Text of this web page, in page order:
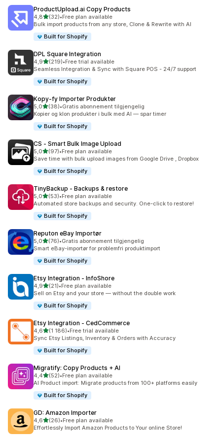
ProductUpload.ai Copy Products
4,8av 5 stjerner
(32)
Totalt 32 omtaler
•Free plan available
Bulk import products from any store, Clone & Rewrite with AI
Built for Shopify
DPL Square Integration
4,9av 5 stjerner
(219)
Totalt 219 omtaler
•Free trial available
Seamless Integration & Sync with Square POS - 24/7 support
Built for Shopify
Kopy‑fy Importer Produkter
5,0av 5 stjerner
(38)
Totalt 38 omtaler
•Gratis abonnement tilgjengelig
Kopier og klon produkter i bulk med AI — spar timer
Built for Shopify
CS ‑ Smart Bulk Image Upload
5,0av 5 stjerner
(97)
Totalt 97 omtaler
•Free plan available
Save time with bulk upload images from Google Drive , Dropbox
Built for Shopify
TinyBackup ‑ Backups & restore
5,0av 5 stjerner
(53)
Totalt 53 omtaler
•Free plan available
Automated store backups and security. One-click to restore!
Built for Shopify
Reputon eBay Importør
5,0av 5 stjerner
(76)
Totalt 76 omtaler
•Gratis abonnement tilgjengelig
Smart eBay-importør for problemfri produktimport
Built for Shopify
Etsy Integration ‑ InfoShore
4,9av 5 stjerner
(21)
Totalt 21 omtaler
•Free plan available
Sell on Etsy and your store — without the double work
Built for Shopify
Etsy Integration ‑ CedCommerce
4,6av 5 stjerner
(1 186)
Totalt 1186 omtaler
•Free trial available
Sync Etsy Listings, Inventory & Orders with Accuracy
Built for Shopify
Migratify: Copy Products + AI
4,4av 5 stjerner
(52)
Totalt 52 omtaler
•Free plan available
AI Product import: Migrate products from 100+ platforms easily
Built for Shopify
GD: Amazon Importer
4,6av 5 stjerner
(26)
Totalt 26 omtaler
•Free plan available
Effortlessly Import Amazon Products to Your online Store!